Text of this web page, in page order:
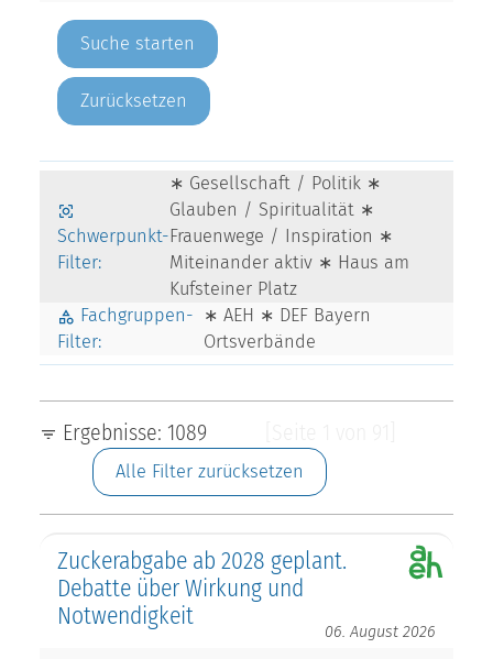
Zurücksetzen
Schwerpunkt-
Filter:
∗ Gesellschaft / Politik ∗
Glauben / Spiritualität ∗
Frauenwege / Inspiration ∗
Miteinander aktiv ∗ Haus am
Kufsteiner Platz
Fachgruppen-
Filter:
∗ AEH ∗ DEF Bayern
Ortsverbände
Ergebnisse: 1089
Alle Filter zurücksetzen
Zuckerabgabe ab 2028 geplant.
Debatte über Wirkung und
Notwendigkeit
06. August 2026